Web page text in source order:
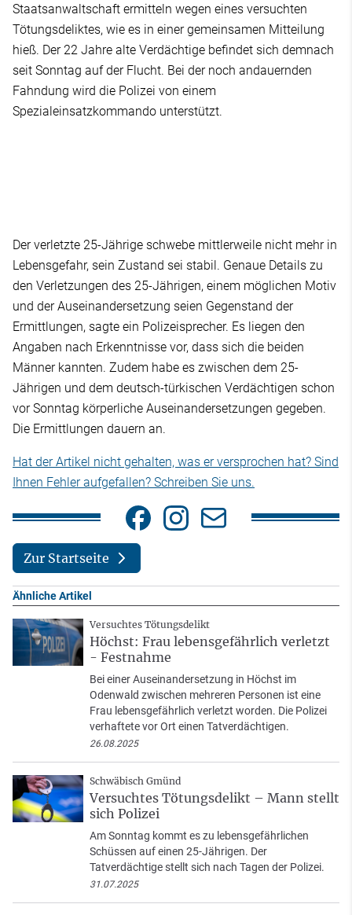
Staatsanwaltschaft ermitteln wegen eines versuchten
Tötungsdeliktes, wie es in einer gemeinsamen Mitteilung
hieß. Der 22 Jahre alte Verdächtige befindet sich demnach
seit Sonntag auf der Flucht. Bei der noch andauernden
Fahndung wird die Polizei von einem
Spezialeinsatzkommando unterstützt.
Der verletzte 25-Jährige schwebe mittlerweile nicht mehr in
Lebensgefahr, sein Zustand sei stabil. Genaue Details zu
den Verletzungen des 25-Jährigen, einem möglichen Motiv
und der Auseinandersetzung seien Gegenstand der
Ermittlungen, sagte ein Polizeisprecher. Es liegen den
Angaben nach Erkenntnisse vor, dass sich die beiden
Männer kannten. Zudem habe es zwischen dem 25-
Jährigen und dem deutsch-türkischen Verdächtigen schon
vor Sonntag körperliche Auseinandersetzungen gegeben.
Die Ermittlungen dauern an.
Hat der Artikel nicht gehalten, was er versprochen hat? Sind
Ihnen Fehler aufgefallen? Schreiben Sie uns.
Zur Startseite
Ähnliche Artikel
Versuchtes Tötungsdelikt
Höchst: Frau lebensgefährlich verletzt
- Festnahme
Bei einer Auseinandersetzung in Höchst im
Odenwald zwischen mehreren Personen ist eine
Frau lebensgefährlich verletzt worden. Die Polizei
verhaftete vor Ort einen Tatverdächtigen.
26.08.2025
Schwäbisch Gmünd
Versuchtes Tötungsdelikt – Mann stellt
sich Polizei
Am Sonntag kommt es zu lebensgefährlichen
Schüssen auf einen 25-Jährigen. Der
Tatverdächtige stellt sich nach Tagen der Polizei.
31.07.2025